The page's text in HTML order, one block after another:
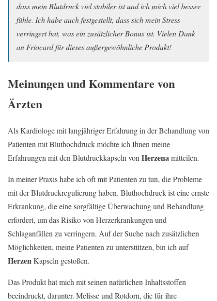
dass mein Blutdruck viel stabiler ist und ich mich viel besser
fühle. Ich habe auch festgestellt, dass sich mein Stress
verringert hat, was ein zusätzlicher Bonus ist. Vielen Dank
an Friocard für dieses außergewöhnliche Produkt!
Meinungen und Kommentare von
Ärzten
Als Kardiologe mit langjähriger Erfahrung in der Behandlung von
Patienten mit Bluthochdruck möchte ich Ihnen meine
Erfahrungen mit den Blutdruckkapseln von Herzena mitteilen.
In meiner Praxis habe ich oft mit Patienten zu tun, die Probleme
mit der Blutdruckregulierung haben. Bluthochdruck ist eine ernste
Erkrankung, die eine sorgfältige Überwachung und Behandlung
erfordert, um das Risiko von Herzerkrankungen und
Schlaganfällen zu verringern. Auf der Suche nach zusätzlichen
Möglichkeiten, meine Patienten zu unterstützen, bin ich auf
Herzen Kapseln gestoßen.
Das Produkt hat mich mit seinen natürlichen Inhaltsstoffen
beeindruckt, darunter. Melisse und Rotdorn, die für ihre